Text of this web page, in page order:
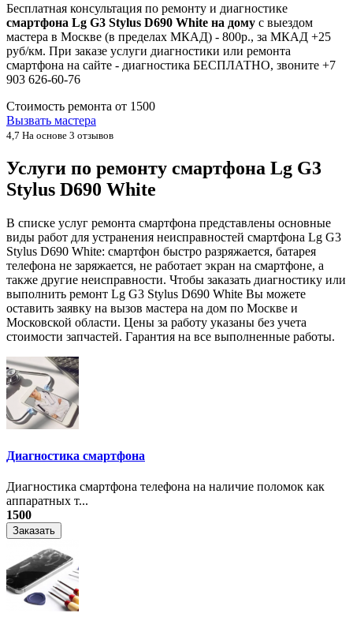
Бесплатная консультация по ремонту и диагностике
смартфона Lg G3 Stylus D690 White на дому с выездом
мастера в Москве (в пределах МКАД) - 800р., за МКАД +25
руб/км. При заказе услуги диагностики или ремонта
смартфона на сайте - диагностика БЕСПЛАТНО, звоните +7
903 626-60-76
Стоимость ремонта от 1500
Вызвать мастера
4,7 На основе 3 отзывов
Услуги по ремонту смартфона Lg G3
Stylus D690 White
В списке услуг ремонта смартфона представлены основные
виды работ для устранения неисправностей смартфона Lg G3
Stylus D690 White: смартфон быстро разряжается, батарея
телефона не заряжается, не работает экран на смартфоне, а
также другие неисправности. Чтобы заказать диагностику или
выполнить ремонт Lg G3 Stylus D690 White Вы можете
оставить заявку на вызов мастера на дом по Москве и
Московской области. Цены за работу указаны без учета
стоимости запчастей. Гарантия на все выполненные работы.
Диагностика смартфона
Диагностика смартфона телефона на наличие поломок как
аппаратных т...
1500
Заказать